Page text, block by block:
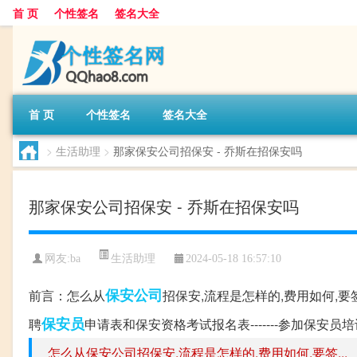
首 页 个性签名 签名大全
首 页 个性签名 签名大全
> 生活助理 > 那家保安公司招保安 - 乔斯在招保安吗
那家保安公司招保安 - 乔斯在招保安吗
网友:ba 生活助理 2024-05-18 16:57:10
前言：怎么从保安公司招保安,流程是怎样的,费用如何,要
聘保安员申请表和保安资格考试报名表-------参加保安员
怎么从保安公司招保安,流程是怎样的,费用如何,要签...